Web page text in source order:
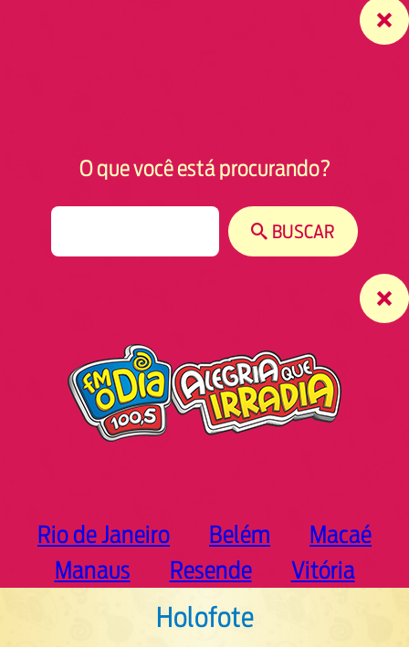
O que você está procurando?
BUSCAR
Rio de Janeiro Belém
Macaé
Manaus
Resende Vitória
Holofote